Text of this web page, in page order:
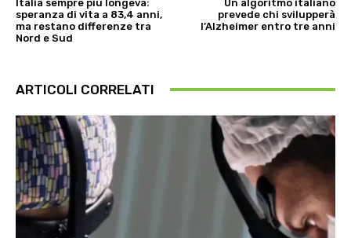
Italia sempre più longeva:
speranza di vita a 83,4 anni,
ma restano differenze tra
Nord e Sud
Un algoritmo italiano
prevede chi svilupperà
l’Alzheimer entro tre anni
ARTICOLI CORRELATI